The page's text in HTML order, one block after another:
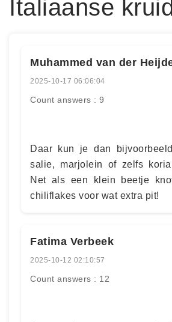
Italiaanse
Muhammed van der
2025-10-17 06:06:04
Count answers : 9
Daar kun je dan
salie, marjolein of zelfs
Net als een klein beetje
chiliflakes voor wat extra pit!
Fatima Verbeek
2025-10-12 02:10:57
Count answers : 12